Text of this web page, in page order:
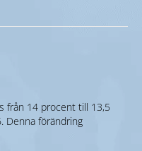
från 14 procent till 13,5
Denna förändring